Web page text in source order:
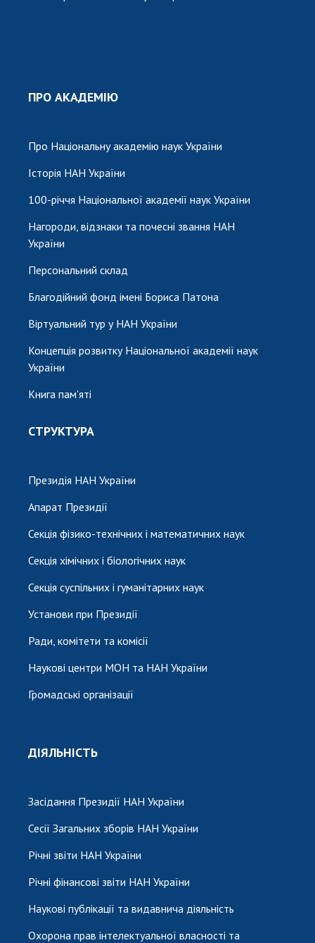
ПРО АКАДЕМІЮ
Про Національну академію наук України
Історія НАН України
100-річчя Національної академії наук України
Нагороди, відзнаки та почесні звання НАН
України
Персональний склад
Благодійний фонд імені Бориса Патона
Віртуальний тур у НАН України
Концепція розвитку Національної академії наук
України
Книга пам'яті
СТРУКТУРА
Президія НАН України
Апарат Президії
Секція фізико-технічних і математичних наук
Секція хімічних і біологічних наук
Секція суспільних і гуманітарних наук
Установи при Президії
Ради, комітети та комісії
Наукові центри МОН та НАН України
Громадські організації
ДІЯЛЬНІСТЬ
Засідання Президії НАН України
Сесії Загальних зборів НАН України
Річні звіти НАН України
Річні фінансові звіти НАН України
Наукові публікації та видавнича діяльність
Охорона прав інтелектуальної власності та